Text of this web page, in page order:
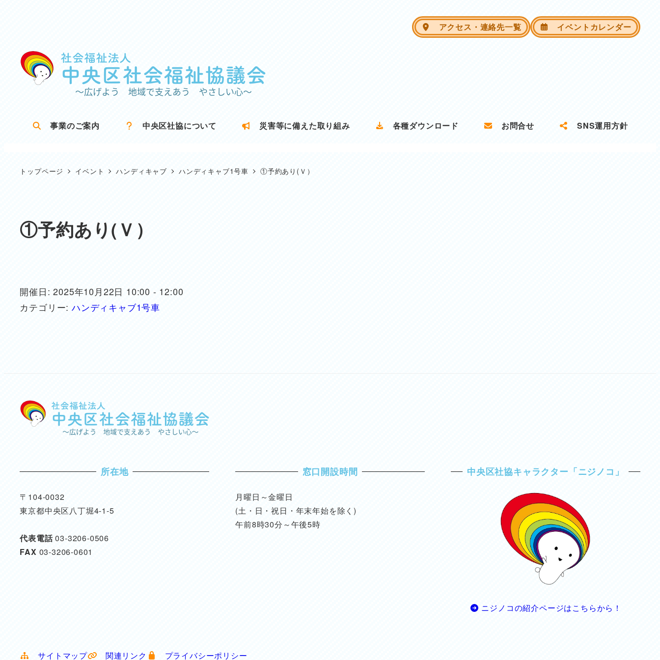
アクセス・連絡先一覧 イベントカレンダー
事業のご案内 中央区社協について 災害等に備えた取り組み 各種ダウンロード お問合せ SNS運用方針
トップページ イベント ハンディキャブ ハンディキャブ1号車 ①予約あり(Ｖ）
①予約あり(Ｖ）
開催日: 2025年10月22日 10:00 - 12:00
カテゴリー: ハンディキャブ1号車
所在地
〒104-0032
東京都中央区八丁堀4-1-5
代表電話03-3206-0506
FAX 03-3206-0601
窓口開設時間
月曜日～金曜日
(土・日・祝日・年末年始を除く)
午前8時30分～午後5時
中央区社協キャラクター「ニジノコ」
ニジノコの紹介ページはこちらから！
サイトマップ 関連リンク プライバシーポリシー